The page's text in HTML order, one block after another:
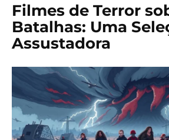
Filmes de Terror
Batalhas: Uma
Assustadora